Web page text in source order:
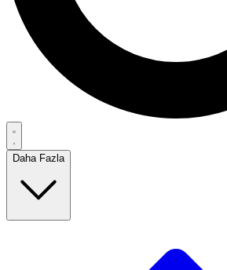
Daha Fazla